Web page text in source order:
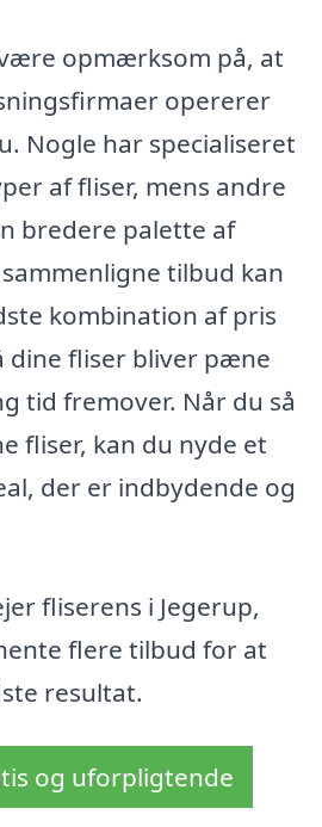
opmærksom på, at
opererer
Nogle har specialiseret
af fliser, mens andre
bredere palette af
tilbud kan
kombination af pris
dine fliser bliver pæne
tid fremover. Når du så
fliser, kan du nyde et
der er indbydende og
fliserens i Jegerup,
flere tilbud for at
resultat.
og uforpligtende